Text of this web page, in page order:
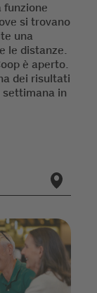
funzione
si trovano
una
le distanze.
è aperto.
dei risultati
settimana in